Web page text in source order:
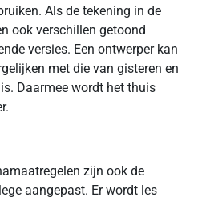
Als de tekening in de
ook verschillen getoond
versies. Een ontwerper kan
met die van gisteren en
Daarmee wordt het thuis
zijn ook de
aangepast. Er wordt les